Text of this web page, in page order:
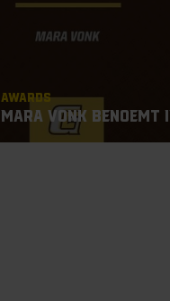
Awards
Mara Vonk benoemt